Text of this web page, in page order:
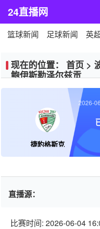
24直播网
篮球新闻 足球新闻 英
现在的位置： 首页 >
鲍伊斯勒泽尔兹贡
捷豹格斯克
2026-
直播源：
比赛时间: 2026-06-04